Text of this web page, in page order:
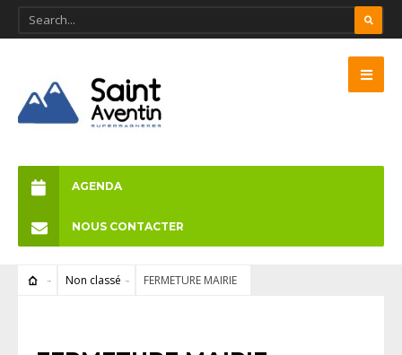
AGENDA
NOUS CONTACTER
Non classé FERMETURE MAIRIE